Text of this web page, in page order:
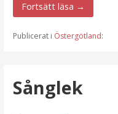
Fortsätt läsa →
Publicerat i Östergötland:
Sånglek